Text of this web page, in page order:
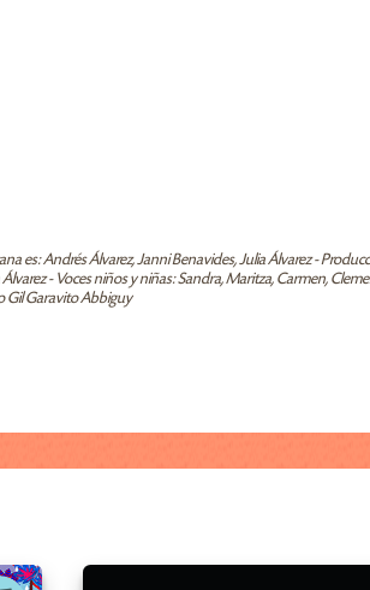
es: Andrés Álvarez, Janni Benavides, Julia Álvarez -
- Voces niños y niñas: Sandra, Maritza, Carmen,
Gil Garavito Abbiguy